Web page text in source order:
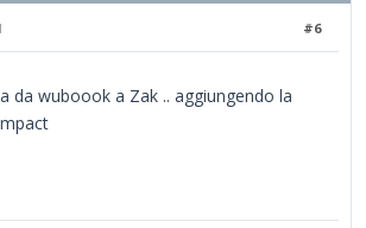
#6
da wuboook a Zak .. aggiungendo la